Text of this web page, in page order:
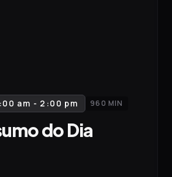
am - 2:00 pm 960 MIN
do Dia